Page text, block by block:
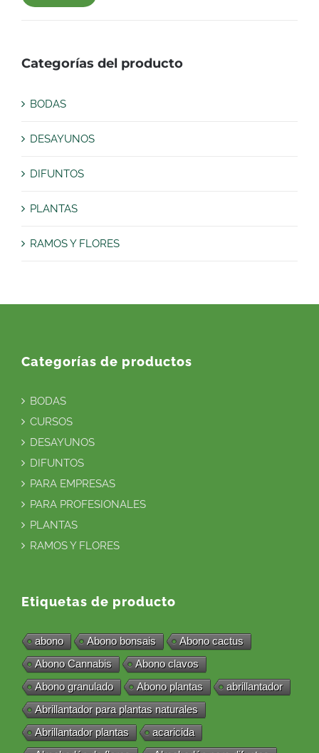
Categorías del producto
BODAS
DESAYUNOS
DIFUNTOS
PLANTAS
RAMOS Y FLORES
Categorías de productos
BODAS
CURSOS
DESAYUNOS
DIFUNTOS
PARA EMPRESAS
PARA PROFESIONALES
PLANTAS
RAMOS Y FLORES
Etiquetas de producto
abono Abono bonsais
Abono cactus
Abono Cannabis
Abono clavos
Abono granulado
Abono plantas
abrillantador
Abrillantador para plantas naturales
Abrillantador plantas
acaricida